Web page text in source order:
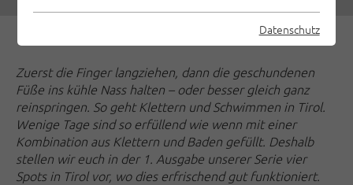
Zuerst die Finger langziehen, dann die geschundenen
Füße ins kühle Nass halten – oder besser gleich ganz
reinspringen. So geht Klettern und Schwimmen in Tirol.
Wenige Tage sind so erfüllend wie wenn mit einer
Kombination aus Klettern und Baden gefüllt. Deshalb
stellen wir euch in der 1. Ausgabe unserer Serie vier
Spots in Tirol vor, wo dies erfrischend gut funktioniert.
Datenschutz